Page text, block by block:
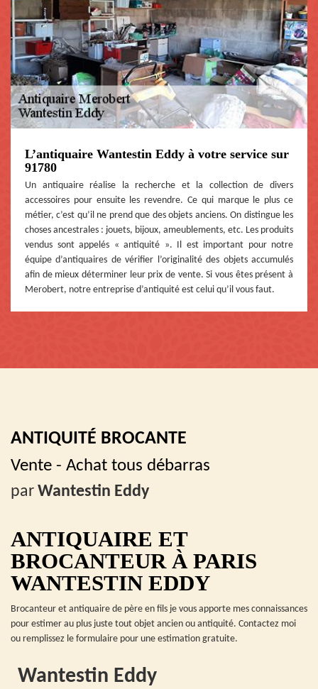
L’antiquaire Wantestin Eddy à votre service sur
91780
Un antiquaire réalise la recherche et la collection de divers
accessoires pour ensuite les revendre. Ce qui marque le plus ce
métier, c’est qu’il ne prend que des objets anciens. On distingue les
choses ancestrales : jouets, bijoux, ameublements, etc. Les produits
vendus sont appelés « antiquité ». Il est important pour notre
équipe d’antiquaires de vérifier l’originalité des objets accumulés
afin de mieux déterminer leur prix de vente. Si vous êtes présent à
Merobert, notre entreprise d’antiquité est celui qu’il vous faut.
ANTIQUITÉ BROCANTE
Vente - Achat tous débarras
par Wantestin Eddy
ANTIQUAIRE ET
BROCANTEUR À PARIS
WANTESTIN EDDY
Brocanteur et antiquaire de père en fils je vous apporte mes connaissances
pour estimer au plus juste tout objet ancien ou antiquité. Contactez moi
ou remplissez le formulaire pour une estimation gratuite.
Wantestin Eddy